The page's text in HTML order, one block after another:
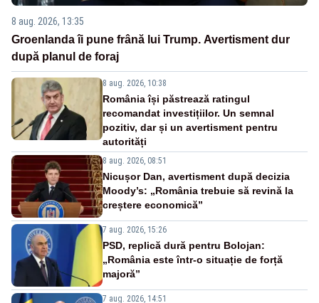
8 aug. 2026, 13:35
Groenlanda îi pune frână lui Trump. Avertisment dur
după planul de foraj
8 aug. 2026, 10:38
România își păstrează ratingul
recomandat investițiilor. Un semnal
pozitiv, dar și un avertisment pentru
autorități
8 aug. 2026, 08:51
Nicușor Dan, avertisment după decizia
Moody’s: „România trebuie să revină la
creștere economică”
7 aug. 2026, 15:26
PSD, replică dură pentru Bolojan:
„România este într-o situație de forță
majoră”
7 aug. 2026, 14:51